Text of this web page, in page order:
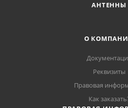
АНТЕННЫ
О
Реквизиты
Правовая
Как